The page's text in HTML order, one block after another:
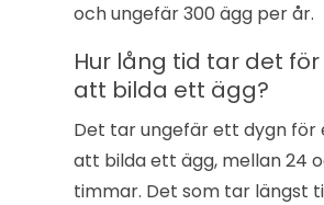
och ungefär 300 ägg per år.
Hur lång tid tar det
att bilda ett ägg?
Det tar ungefär ett dygn för
att bilda ett ägg, mellan 24
timmar. Det som tar längst